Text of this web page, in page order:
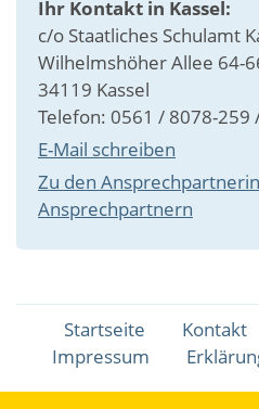
Ihr Kontakt in Kassel:
c/o Staatliches Schulamt
Wilhelmshöher Allee 64-
34119 Kassel
Telefon: 0561 / 8078-259
E-Mail schreiben
Zu den
Ansprechpartnern
Fußbereichsmenü
Startseite Kontakt
Impressum